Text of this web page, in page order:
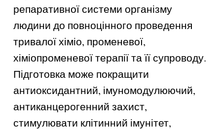
репаративної системи організму
людини до повноцінного проведення
тривалої хіміо, променевої,
хіміопроменевої терапії та її супроводу.
Підготовка може покращити
антиоксидантний, імуномодулюючий,
антиканцерогенний захист,
стимулювати клітинний імунітет,